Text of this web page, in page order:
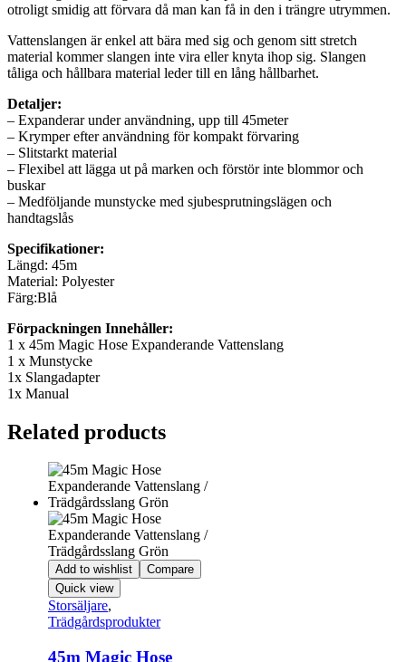
otroligt smidig att förvara då man kan få in den i trängre utrymmen.
Vattenslangen är enkel att bära med sig och genom sitt stretch
material kommer slangen inte vira eller knyta ihop sig. Slangen
tåliga och hållbara material leder till en lång hållbarhet.
Detaljer:
– Expanderar under användning, upp till 45meter
– Krymper efter användning för kompakt förvaring
– Slitstarkt material
– Flexibel att lägga ut på marken och förstör inte blommor och
buskar
– Medföljande munstycke med sjubesprutningslägen och
handtagslås
Specifikationer:
Längd: 45m
Material: Polyester
Färg:Blå
Förpackningen Innehåller:
1 x 45m Magic Hose Expanderande Vattenslang
1 x Munstycke
1x Slangadapter
1x Manual
Related products
Add to wishlist
Compare
Quick view
Storsäljare,
Trädgårdsprodukter
45m Magic Hose